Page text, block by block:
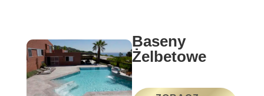
Baseny
Żelbetowe